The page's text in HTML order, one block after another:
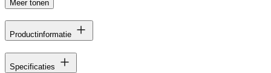
Meer tonen
Productinformatie
Specificaties